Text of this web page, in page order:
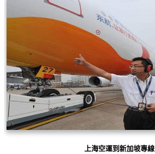
上海空運到新加坡專線